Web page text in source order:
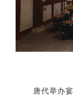
唐代举办宴